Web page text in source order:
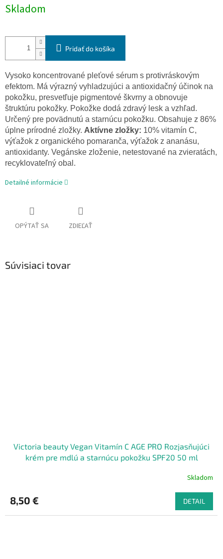
cena:
Skladom
Pridať do košíka
Vysoko koncentrované pleťové sérum s protivráskovým
efektom. Má výrazný vyhladzujúci a antioxidačný účinok na
pokožku, presvetľuje pigmentové škvrny a obnovuje
štruktúru pokožky. Pokožke dodá zdravý lesk a vzhľad.
Určený pre povädnutú a starnúcu pokožku. Obsahuje z 86%
úplne prírodné zložky. Aktívne zložky: 10% vitamín C,
výťažok z organického pomaranča, výťažok z ananásu,
antioxidanty. Vegánske zloženie, netestované na zvieratách,
recyklovateľný obal.
Detailné informácie
OPÝTAŤ SA ZDIEĽAŤ
Súvisiaci tovar
Victoria beauty Vegan Vitamín C AGE PRO Rozjasňujúci
krém pre mdlú a starnúcu pokožku SPF20 50 ml
Skladom
8,50 € DETAIL